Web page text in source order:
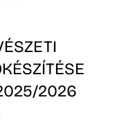
2026